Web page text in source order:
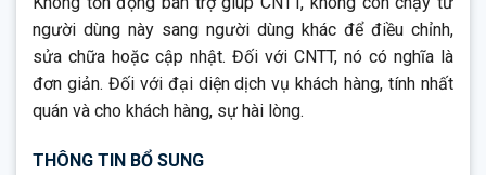
người dùng này sang người dùng khác để điều chỉnh,
sửa chữa hoặc cập nhật. Đối với CNTT, nó có nghĩa là
đơn giản. Đối với đại diện dịch vụ khách hàng, tính nhất
quán và cho khách hàng, sự hài lòng.
THÔNG TIN BỔ SUNG